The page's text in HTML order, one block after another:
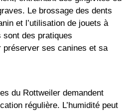
Le brossage des dents
et l’utilisation de jouets à
des pratiques
préserver ses canines et sa
du Rottweiler demandent
régulière. L’humidité peut